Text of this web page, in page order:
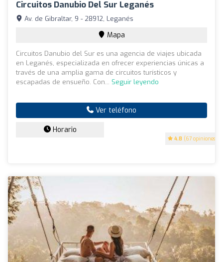
Circuitos Danubio Del Sur Leganés
4.8 (67 opiniones)
Av. de Gibraltar, 9 - 28912, Leganés
Mapa
Circuitos Danubio del Sur es una agencia de viajes ubicada
en Leganés, especializada en ofrecer experiencias únicas a
través de una amplia gama de circuitos turísticos y
escapadas de ensueño. Con... Seguir leyendo
Ver teléfono
Horario